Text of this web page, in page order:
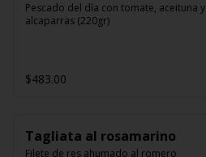
Pescado del día con tomate, aceituna y
alcaparras (220gr)
$483.00
Tagliata al rosamarino
Filete de res ahumado al romero